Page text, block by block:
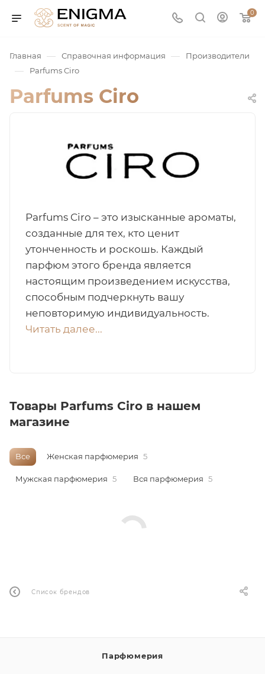
0
/ Нишевая
Арабская
Главная — Справочная информация — Производители
— Parfums Ciro
Parfums Ciro
Parfums Ciro – это изысканные ароматы,
созданные для тех, кто ценит
утонченность и роскошь. Каждый
парфюм этого бренда является
настоящим произведением искусства,
способным подчеркнуть вашу
неповторимую индивидуальность.
Читать далее...
Товары Parfums Ciro в нашем
магазине
Все Женская парфюмерия 5
Мужская парфюмерия 5 Вся парфюмерия 5
Список брендов
Парфюмерия